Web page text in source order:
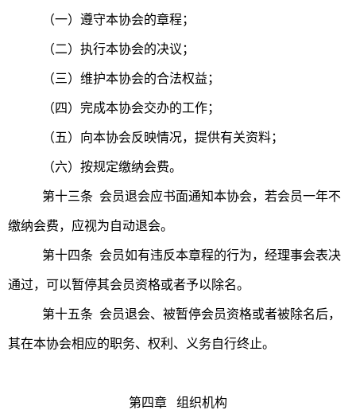
（一）遵守本协会的章程；
（二）执行本协会的决议；
（三）维护本协会的合法权益；
（四）完成本协会交办的工作；
（五）向本协会反映情况，提供有关资料；
（六）按规定缴纳会费。
第十三条 会员退会应书面通知本协会，若会员一年不
缴纳会费，应视为自动退会。
第十四条 会员如有违反本章程的行为，经理事会表决
通过，可以暂停其会员资格或者予以除名。
第十五条 会员退会、被暂停会员资格或者被除名后，
其在本协会相应的职务、权利、义务自行终止。
第四章 组织机构